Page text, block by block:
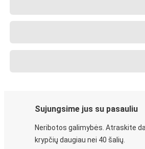
Sujungsime jus su pasauliu
Neribotos galimybės. Atraskite
krypčių daugiau nei 40 šalių.